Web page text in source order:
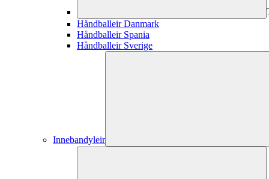
Håndballeir Danmark
Håndballeir Spania
Håndballeir Sverige
Innebandyleir